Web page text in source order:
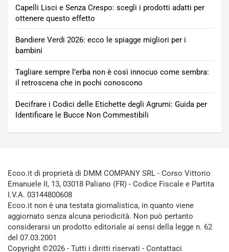
Capelli Lisci e Senza Crespo: scegli i prodotti adatti per
ottenere questo effetto
Bandiere Verdi 2026: ecco le spiagge migliori per i
bambini
Tagliare sempre l’erba non è così innocuo come sembra:
il retroscena che in pochi conoscono
Decifrare i Codici delle Etichette degli Agrumi: Guida per
Identificare le Bucce Non Commestibili
Ecoo.it di proprietà di DMM COMPANY SRL - Corso Vittorio
Emanuele II, 13, 03018 Paliano (FR) - Codice Fiscale e Partita
I.V.A. 03144800608
Ecoo.it non è una testata giornalistica, in quanto viene
aggiornato senza alcuna periodicità. Non può pertanto
considerarsi un prodotto editoriale ai sensi della legge n. 62
del 07.03.2001
Copyright ©2026 - Tutti i diritti riservati - Contattaci